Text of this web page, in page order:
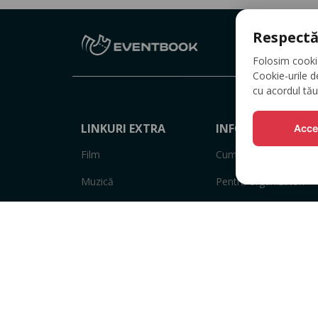
LINKURI EXTRA
Film
Muzică
INFORMAȚII
Cum să cumperi bilete
Pentru organizatori
Folosim
Cookie-urile
cu acordul